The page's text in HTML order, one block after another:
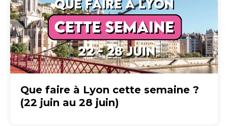
Que faire à Lyon cette semaine ?
(22 juin au 28 juin)